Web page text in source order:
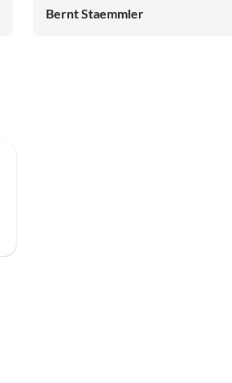
sucht, ist es sehr angenehm. Die nächsten größeren
Bernt Staemmler